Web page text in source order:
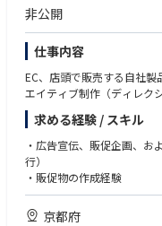
・市場での競争優位性を確
モーション施策など）を立
・取引先経営層向けにJBP
複雑な製品・サービスの価
の実現につなげる。
・営業パフォーマンス指標
づいた顧客対応と業績向上を
・若手営業担当者のメンタ
・Sales Excellenceチーム
ムの購買計画とタイムリー
る在庫の最小化に努める。
・TSM及びメディアチーム
コンテンツなどブランドと
非公開
仕事内容
EC、店頭で販売する自社
エイティブ制作（ディレク
求める経験 / スキル
・広告宣伝、販促企画、お
行）
・販促物の作成経験
京都府